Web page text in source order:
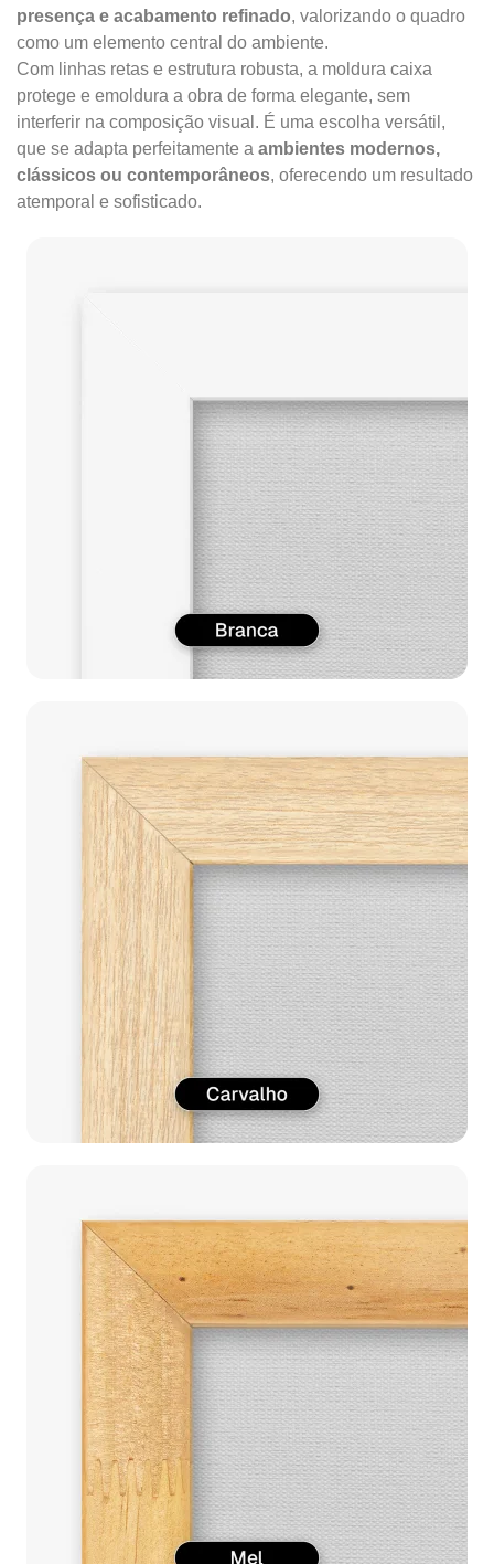
presença e acabamento refinado, valorizando o quadro
como um elemento central do ambiente.
Com linhas retas e estrutura robusta, a moldura caixa
protege e emoldura a obra de forma elegante, sem
interferir na composição visual. É uma escolha versátil,
que se adapta perfeitamente a ambientes modernos,
clássicos ou contemporâneos, oferecendo um resultado
atemporal e sofisticado.